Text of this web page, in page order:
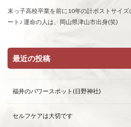
末っ子高校卒業を前に10年の計ポストサイ
ート♪ 運命の人は、岡山県津山市出身(笑)
最近の投稿
福井のパワースポット(日野神社)
セルフケアは大切です